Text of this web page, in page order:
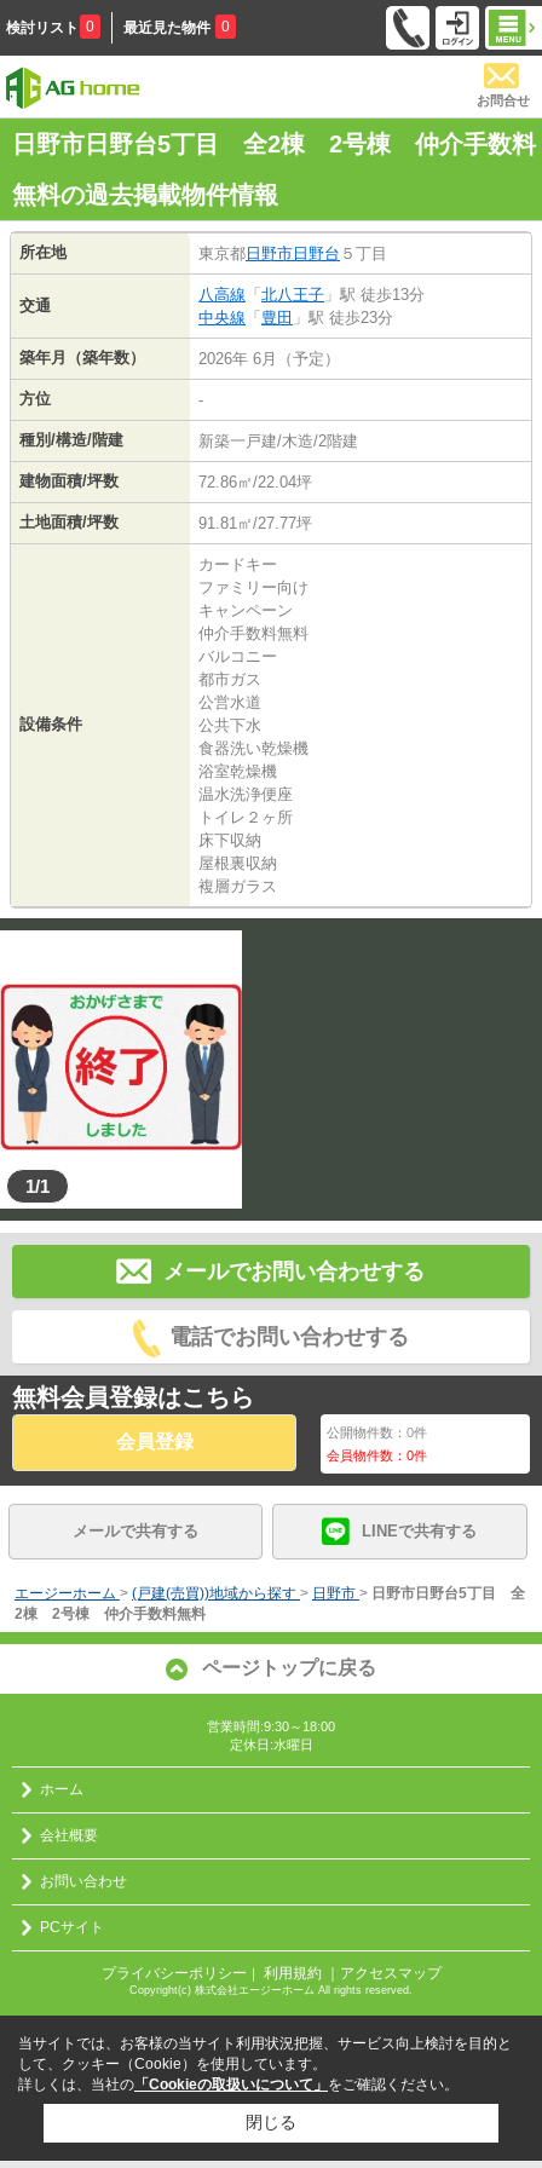
検討リスト 0 最近見た物件 0
お問合せ
日野市日野台5丁目 全2棟 2号棟 仲介手数料
無料の過去掲載物件情報
所在地 東京都 日野市 日野台 ５丁目
交通
八高線 「 北八王子 」駅 徒歩13分
中央線 「 豊田 」駅 徒歩23分
築年月（築年数） 2026年 6月（予定）
方位 -
種別/構造/階建 新築一戸建/木造/2階建
建物面積/坪数 72.86㎡/22.04坪
土地面積/坪数 91.81㎡/27.77坪
設備条件
カードキー
ファミリー向け
キャンペーン
仲介手数料無料
バルコニー
都市ガス
公営水道
公共下水
食器洗い乾燥機
浴室乾燥機
温水洗浄便座
トイレ２ヶ所
床下収納
屋根裏収納
複層ガラス
1/1
メールでお問い合わせする
電話でお問い合わせする
無料会員登録はこちら
会員登録 公開物件数：0件
会員物件数：0件
メールで共有する LINEで共有する
エージーホーム > (戸建(売買))地域から探す > 日野市 > 日野市日野台5丁目 全
2棟 2号棟 仲介手数料無料
ページトップに戻る
営業時間:9:30～18:00
定休日:水曜日
ホーム
会社概要
お問い合わせ
PCサイト
プライバシーポリシー ｜ 利用規約 ｜アクセスマップ
Copyright(c) 株式会社エージーホーム All rights reserved.
当サイトでは、お客様の当サイト利用状況把握、サービス向上検討を目的と
して、クッキー（Cookie）を使用しています。
詳しくは、当社の 「Cookieの取扱いについて」 をご確認ください。
閉じる